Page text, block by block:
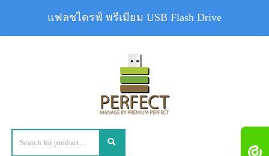
แฟลชไดรฟ์ พรีเมียม USB Flash Drive